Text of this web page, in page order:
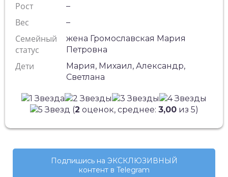
Рост –
Вес –
Семейный
статус
жена Громославская Мария
Петровна
Дети
Мария, Михаил, Александр,
Светлана
(2 оценок, среднее: 3,00из 5)
Подпишись на ЭКСКЛЮЗИВНЫЙ
контент в Telegram